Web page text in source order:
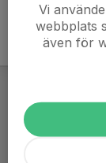
Vi
webbplats
även för